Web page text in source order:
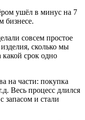
ушёл в минус на 7
бизнесе.
совсем простое
сколько мы
какой срок одно
на части: покупка
Весь процесс длился
запасом и стали